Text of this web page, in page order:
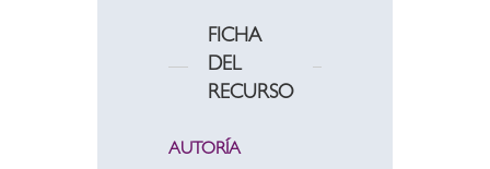
FICHA
DEL
RECURSO
AUTORÍA